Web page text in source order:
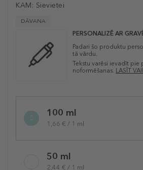
KAM: Sievietei
DĀVANA
PERSONALIZĒ AR
Padari šo produktu
tā vārdu.
Tekstu varēsi ievadīt pie
noformēšanas. LASĪT
variation100 ml
1,66 € / 1 ml
50 ml
2,44 € / 1 ml